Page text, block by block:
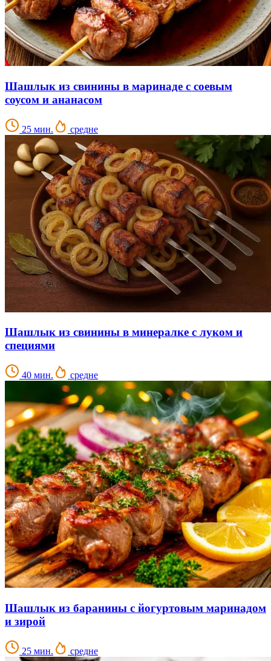
Шашлык из свинины в маринаде с соевым
соусом и ананасом
25 мин. средне
Шашлык из свинины в минералке с луком и
специями
40 мин. средне
Шашлык из баранины с йогуртовым маринадом
и зирой
25 мин. средне